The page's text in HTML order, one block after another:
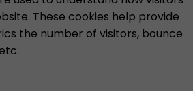
These cookies help provide
the number of visitors, bounce